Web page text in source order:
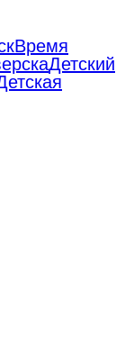
Время
Детский